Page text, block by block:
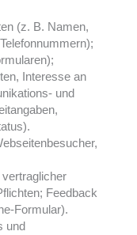
(z. B. Namen,
Interesse an
und
Feedback
Formular).
und